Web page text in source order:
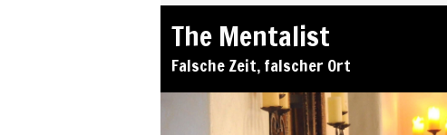
The Mentalist
Falsche Zeit, falscher Ort